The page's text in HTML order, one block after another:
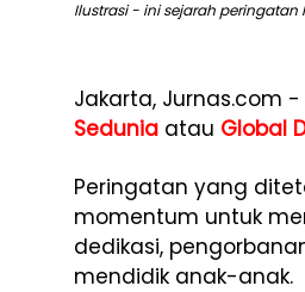
Ilustrasi - ini sejarah peringatan
Jakarta, Jurnas.com
Sedunia atau Global
Peringatan yang
momentum untuk
dedikasi,
mendidik anak-anak.